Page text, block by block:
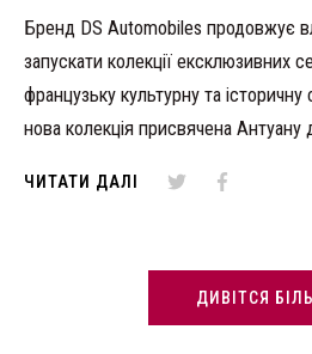
Бренд DS Automobiles продовжує
запускати колекції ексклюзивних
французьку культурну та
нова колекція присвячена Антуану
ЧИТАТИ ДАЛІ
ДИВІТСЯ